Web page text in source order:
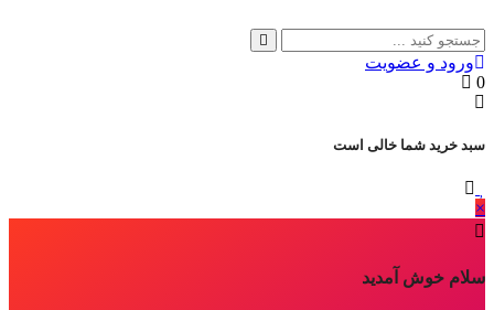
ورود و عضویت
0
سبد خرید شما خالی است
×
سلام خوش آمدید